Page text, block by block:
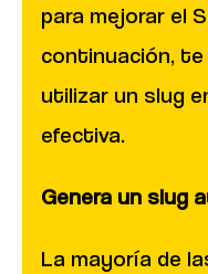
para mejorar el
continuación, te
utilizar un slug
efectiva.
Genera un slug
La mayoría de